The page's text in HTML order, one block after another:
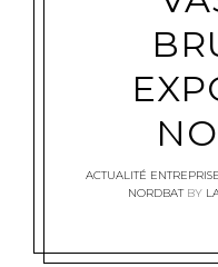
ACTUALITÉ
NORDBAT BY